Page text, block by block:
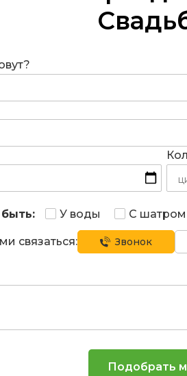
У воды С шатром
связаться: Звонок